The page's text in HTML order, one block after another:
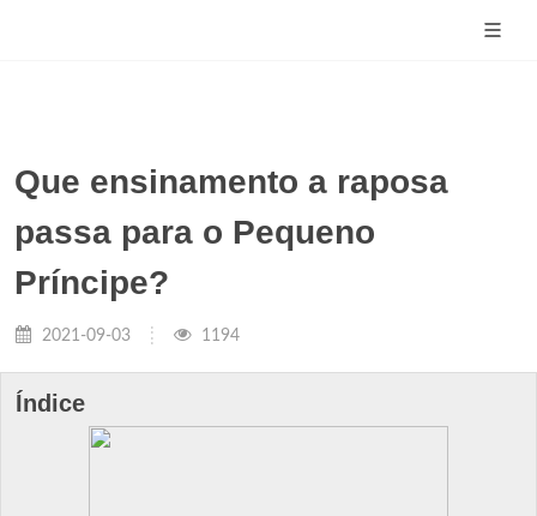
Que ensinamento a raposa
passa para o Pequeno
Príncipe?
2021-09-03 1194
Índice